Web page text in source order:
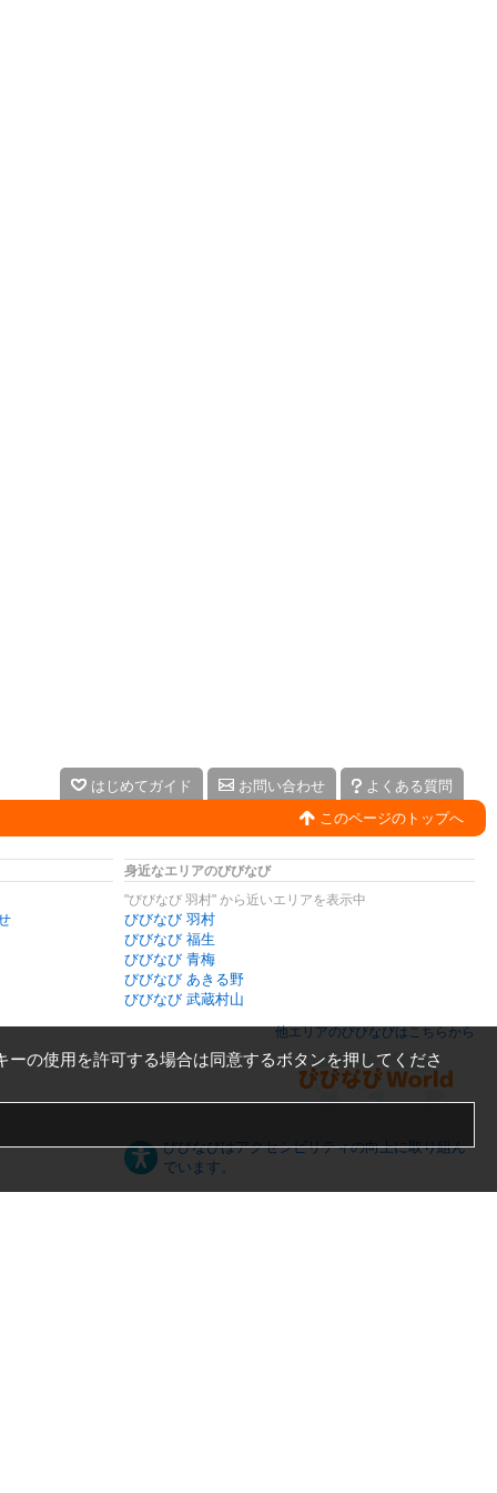
はじめてガイド お問い合わせ
よくある質問
このページのトップへ
身近なエリアのびびなび
"びびなび 羽村" から近いエリアを表示中
びびなび 羽村
びびなび 福生
びびなび 青梅
びびなび あきる野
びびなび 武蔵村山
他エリアのびびなびはこちらから
びびなびはアクセシビリティの向上に取り組ん
でいます。
ーの使用を許可する場合は同意するボタンを押してくださ